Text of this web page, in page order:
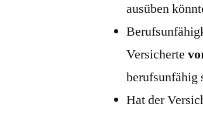
ausüben
Versicherte
berufsunfähig
Hat der